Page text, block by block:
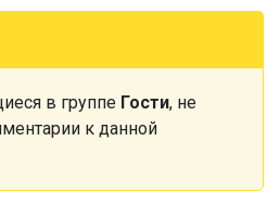
в группе Гости, не
к данной